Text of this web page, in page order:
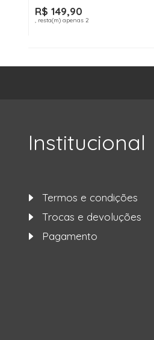
R$ 149,90
, resta(m) apenas 2
Institucional
Termos e condições
Trocas e devoluções
Pagamento